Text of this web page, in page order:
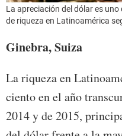
La apreciación del dólar es
de riqueza en Latinoamérica
Ginebra, Suiza
La riqueza en
ciento en el año
2014 y de 2015,